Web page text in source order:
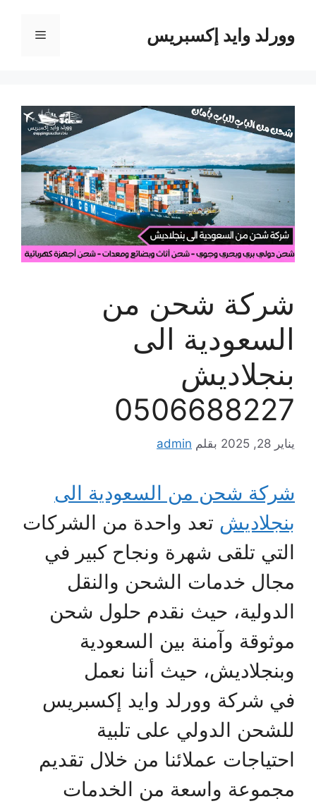
المحتوىوورلد وايد إكسبريس القائمة
شركة شحن من
السعودية الى
بنجلاديش
0506688227
يناير 28, 2025 بقلم admin
شركة شحن من السعودية الى
بنجلاديش تعد واحدة من الشركات
التي تلقى شهرة ونجاح كبير في
مجال خدمات الشحن والنقل
الدولية، حيث نقدم حلول شحن
موثوقة وآمنة بين السعودية
وبنجلاديش، حيث أننا نعمل
في شركة وورلد وايد إكسبريس
للشحن الدولي على تلبية
احتياجات عملائنا من خلال تقديم
مجموعة واسعة من الخدمات